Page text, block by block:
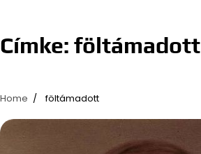
Címke: föltámadott
Home föltámadott